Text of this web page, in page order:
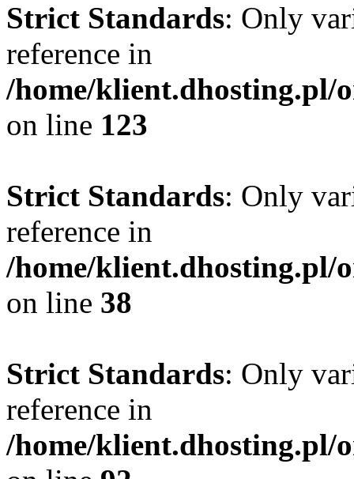
Strict Standards: Only
reference in
/home/klient.dhosting.pl/
on line 123
Strict Standards: Only
reference in
/home/klient.dhosting.pl/
on line 38
Strict Standards: Only
reference in
/home/klient.dhosting.pl/